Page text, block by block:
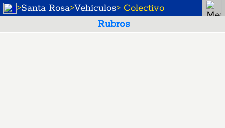
>Santa Rosa>Vehiculos> Colectivo
Rubros